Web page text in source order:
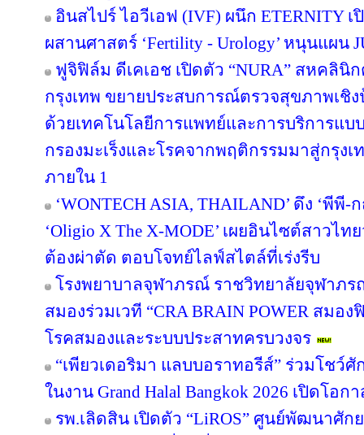
อินสไปร์ ไอวีเอฟ (IVF) ผนึก ETERNITY เปิ
ผสานศาสตร์ ‘Fertility - Urology’ หนุนแผน
ฟูจิฟิล์ม ดีเคเอช เปิดตัว “NURA” สหคลิ
กรุงเทพ ขยายประสบการณ์ตรวจสุขภาพเชิ
ด้วยเทคโนโลยีการแพทย์และการบริการแ
กรองมะเร็งและโรคจากพฤติกรรมมาสู่กรุง
ภายใน 1
‘WONTECH ASIA, THAILAND’ ดึง ‘พีพี
‘Oligio X The X-MODE’ เผยอินไซต์สาวไ
ต้องผ่าตัด ตอบโจทย์ไลฟ์สไตล์ที่เร่งรีบ
โรงพยาบาลจุฬาภรณ์ ราชวิทยาลัยจุฬาภ
สมองร่วมเวที “CRA BRAIN POWER สม
โรคสมองและระบบประสาทครบวงจร
“เพียวเดอริมา แลบบอราทอรีส์” ร่วมโชว์
ในงาน Grand Halal Bangkok 2026 เปิดโอ
รพ.เลิดสิน เปิดตัว “LiROS” ศูนย์พัฒนาศั